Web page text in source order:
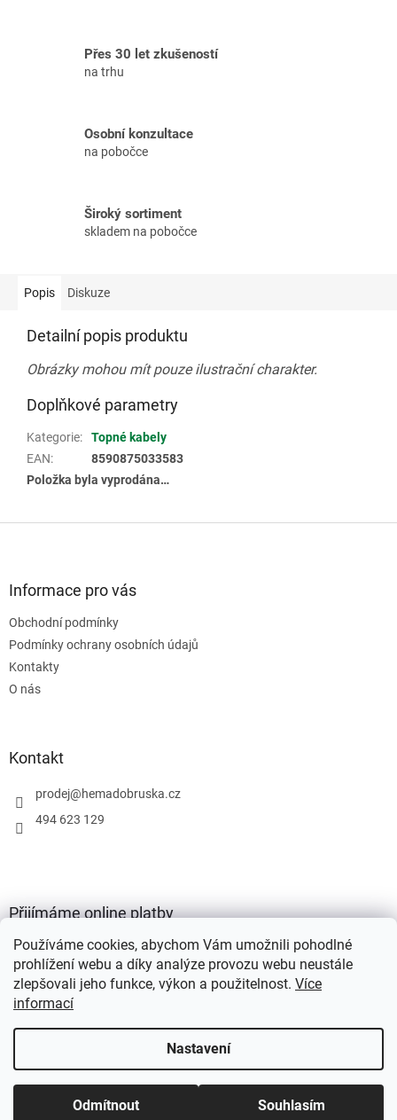
Používáme cookies, abychom Vám umožnili pohodlné
prohlížení webu a díky analýze provozu webu neustále
zlepšovali jeho funkce, výkon a použitelnost. Více
informací
Nastavení
Odmítnout Souhlasím
Přes 30 let zkušeností
na trhu
Osobní konzultace
na pobočce
Široký sortiment
skladem na pobočce
Popis Diskuze
Detailní popis produktu
Obrázky mohou mít pouze ilustrační charakter.
Doplňkové parametry
Kategorie:
Topné kabely
EAN:
8590875033583
Položka byla vyprodána…
Informace pro vás
Obchodní podmínky
Podmínky ochrany osobních údajů
Kontakty
O nás
Kontakt
prodej@hemadobruska.cz
494 623 129
Přijímáme online platby
HEMA Dobruška s.r.o.
Upravit nastavení cookies